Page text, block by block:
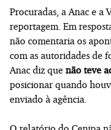
Procuradas, a Anac e a
reportagem. Em
não comentaria os
com as autoridades de
Anac diz que não teve
posicionar quando
enviado à agência.